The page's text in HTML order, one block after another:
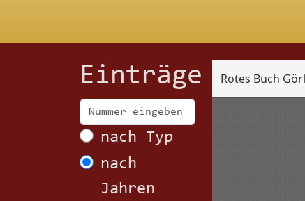
Einträge
nach Typ
nach
Jahren
Rotes Buch